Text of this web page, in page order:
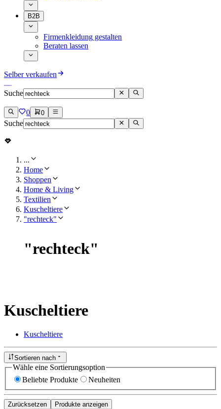
B2B
Firmenkleidung gestalten
Beraten lassen
Selber verkaufen
Suche
0 0
Suche
...
Home
Shoppen
Home & Living
Textilien
Kuscheltiere
"rechteck"
"rechteck"
Kuscheltiere
Kuscheltiere
Sortieren nach
Wähle eine Sortierungsoption
Beliebte Produkte
Neuheiten
Zurücksetzen
Produkte anzeigen